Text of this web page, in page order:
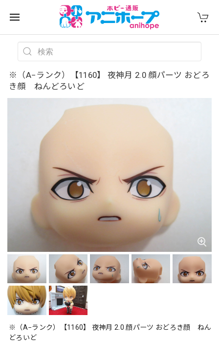
※（A−ランク）【1160】 夜神月 2.0 顔パーツ おどろ
き顔 ねんどろいど
※（A−ランク）【1160】 夜神月 2.0 顔パーツ おどろき顔 ねん
どろいど